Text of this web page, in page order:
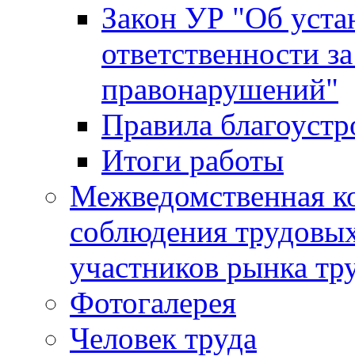
Закон УР "Об
ответственности
правонарушений"
Правила
Итоги работы
Межведомственная
соблюдения
участников рынка
Фотогалерея
Человек труда